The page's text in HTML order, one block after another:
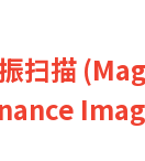
扫描